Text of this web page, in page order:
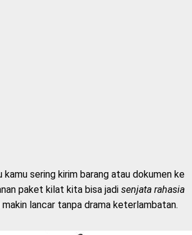
kamu sering kirim barang atau dokumen ke
paket kilat kita bisa jadi senjata rahasia
makin lancar tanpa drama keterlambatan.